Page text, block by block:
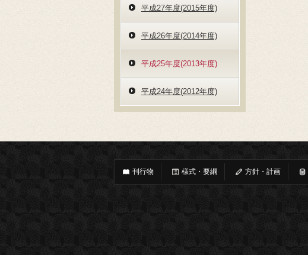
平成27年度(2015年度)
平成26年度(2014年度)
平成25年度(2013年度)
平成24年度(2012年度)
刊行物 様式・要綱 方針・計画